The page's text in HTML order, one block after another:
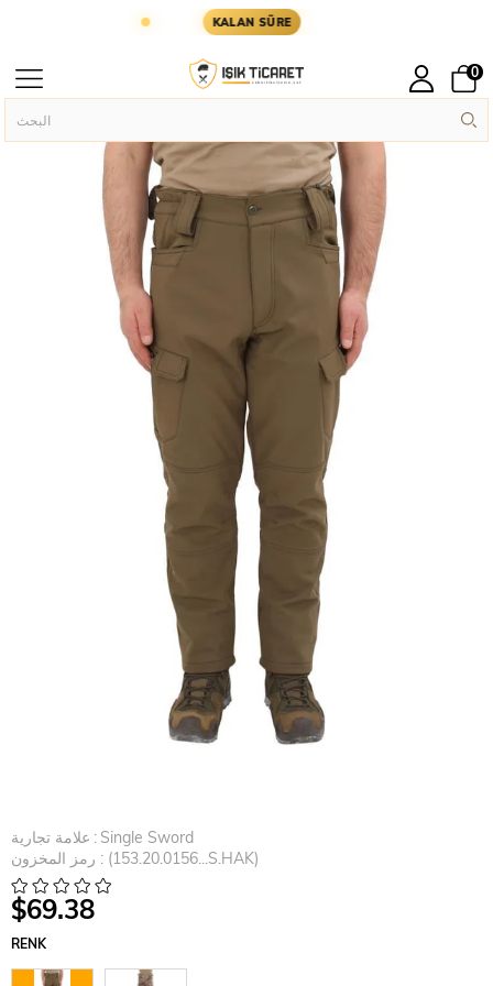
KALAN SÜRE KARGOYA YETİŞMESİ İÇİN
0
الصفحة الرئيسية
علامة تجارية : Single Sword
رمز المخزون
(153.20.0156...S.HAK)
$69.38
RENK